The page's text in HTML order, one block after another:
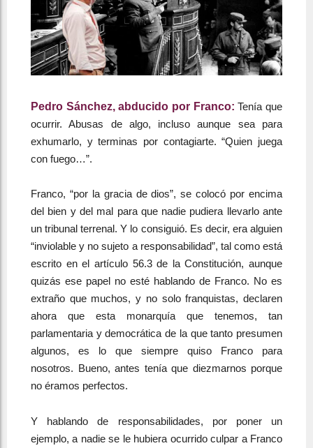
Pedro Sánchez, abducido por Franco:Tenía que
ocurrir. Abusas de algo, incluso aunque sea para
exhumarlo, y terminas por contagiarte. “Quien juega
con fuego…”.
Franco, “por la gracia de dios”, se colocó por encima
del bien y del mal para que nadie pudiera llevarlo ante
un tribunal terrenal. Y lo consiguió. Es decir, era alguien
“inviolable y no sujeto a responsabilidad”, tal como está
escrito en el artículo 56.3 de la Constitución, aunque
quizás ese papel no esté hablando de Franco. No es
extraño que muchos, y no solo franquistas, declaren
ahora que esta monarquía que tenemos, tan
parlamentaria y democrática de la que tanto presumen
algunos, es lo que siempre quiso Franco para
nosotros. Bueno, antes tenía que diezmarnos porque
no éramos perfectos.
Y hablando de responsabilidades, por poner un
ejemplo, a nadie se le hubiera ocurrido culpar a Franco